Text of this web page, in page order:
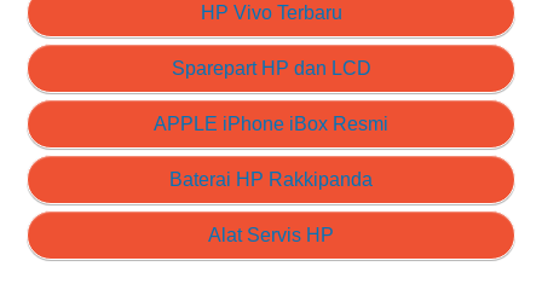
HP Vivo Terbaru
Sparepart HP dan LCD
APPLE iPhone iBox Resmi
Baterai HP Rakkipanda
Alat Servis HP